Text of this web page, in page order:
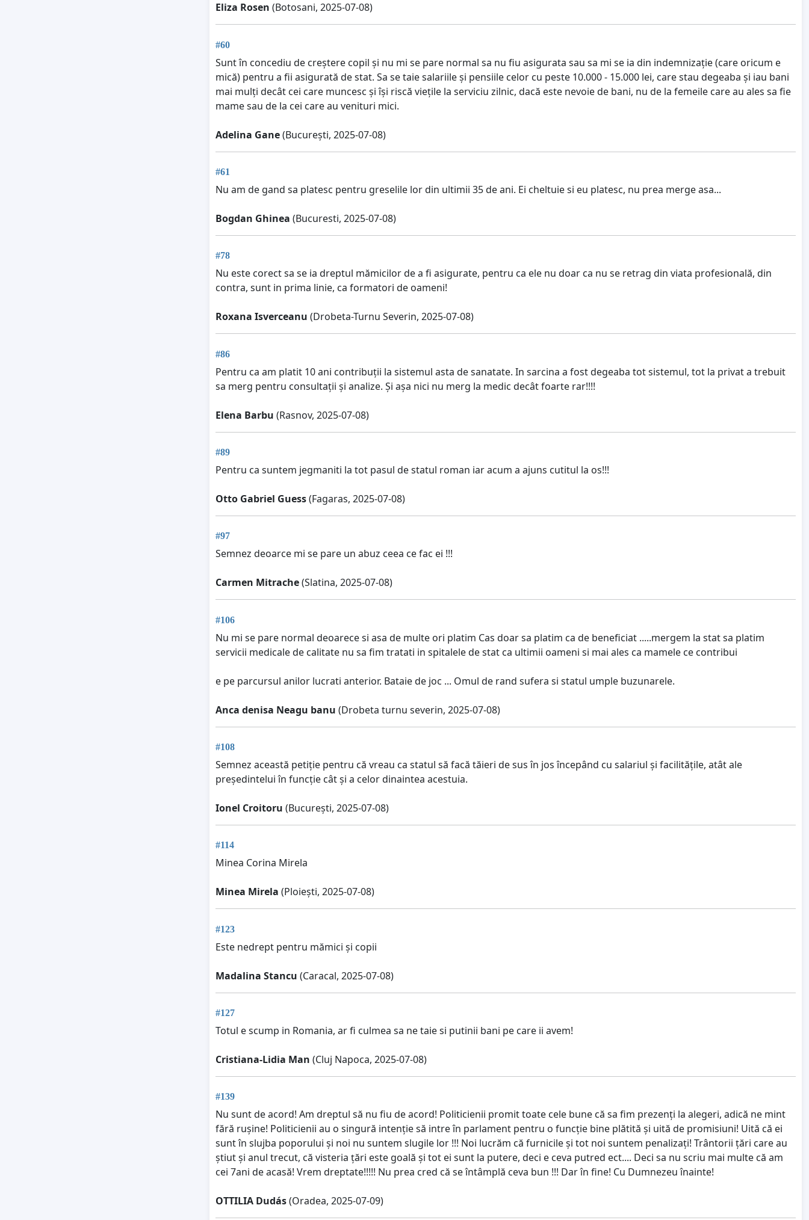
Eliza Rosen (Botosani, 2025-07-08)
#60
Sunt în concediu de creștere copil și nu mi se pare normal sa nu fiu asigurata sau sa mi se ia din indemnizație (care oricum e
mică) pentru a fii asigurată de stat. Sa se taie salariile și pensiile celor cu peste 10.000 - 15.000 lei, care stau degeaba și iau bani
mai mulți decât cei care muncesc și își riscă viețile la serviciu zilnic, dacă este nevoie de bani, nu de la femeile care au ales sa fie
mame sau de la cei care au venituri mici.
Adelina Gane(București, 2025-07-08)
#61
Nu am de gand sa platesc pentru greselile lor din ultimii 35 de ani. Ei cheltuie si eu platesc, nu prea merge asa...
Bogdan Ghinea (Bucuresti, 2025-07-08)
#78
Nu este corect sa se ia dreptul mămicilor de a fi asigurate, pentru ca ele nu doar ca nu se retrag din viata profesională, din
contra, sunt in prima linie, ca formatori de oameni!
Roxana Isverceanu (Drobeta-Turnu Severin, 2025-07-08)
#86
Pentru ca am platit 10 ani contribuții la sistemul asta de sanatate. In sarcina a fost degeaba tot sistemul, tot la privat a trebuit
sa merg pentru consultații și analize. Și așa nici nu merg la medic decât foarte rar!!!!
Elena Barbu (Rasnov, 2025-07-08)
#89
Pentru ca suntem jegmaniti la tot pasul de statul roman iar acum a ajuns cutitul la os!!!
Otto Gabriel Guess(Fagaras, 2025-07-08)
#97
Semnez deoarce mi se pare un abuz ceea ce fac ei !!!
Carmen Mitrache(Slatina, 2025-07-08)
#106
Nu mi se pare normal deoarece si asa de multe ori platim Cas doar sa platim ca de beneficiat .....mergem la stat sa platim
servicii medicale de calitate nu sa fim tratati in spitalele de stat ca ultimii oameni si mai ales ca mamele ce contribui
e pe parcursul anilor lucrati anterior. Bataie de joc ... Omul de rand sufera si statul umple buzunarele.
Anca denisa Neagu banu (Drobeta turnu severin, 2025-07-08)
#108
Semnez această petiție pentru că vreau ca statul să facă tăieri de sus în jos începând cu salariul și facilitățile, atât ale
președintelui în funcție cât și a celor dinaintea acestuia.
Ionel Croitoru (București, 2025-07-08)
#114
Minea Corina Mirela
Minea Mirela (Ploiești, 2025-07-08)
#123
Este nedrept pentru mămici și copii
Madalina Stancu (Caracal, 2025-07-08)
#127
Totul e scump in Romania, ar fi culmea sa ne taie si putinii bani pe care ii avem!
Cristiana-Lidia Man (Cluj Napoca, 2025-07-08)
#139
Nu sunt de acord! Am dreptul să nu fiu de acord! Politicienii promit toate cele bune că sa fim prezenți la alegeri, adică ne mint
fără rușine! Politicienii au o singură intenție să intre în parlament pentru o funcție bine plătită și uită de promisiuni! Uită că ei
sunt în slujba poporului și noi nu suntem slugile lor !!! Noi lucrăm că furnicile și tot noi suntem penalizați! Trântorii țări care au
știut și anul trecut, că visteria țări este goală și tot ei sunt la putere, deci e ceva putred ect.... Deci sa nu scriu mai multe că am
cei 7ani de acasă! Vrem dreptate!!!!! Nu prea cred că se întâmplă ceva bun !!! Dar în fine! Cu Dumnezeu înainte!
OTTILIA Dudás(Oradea, 2025-07-09)